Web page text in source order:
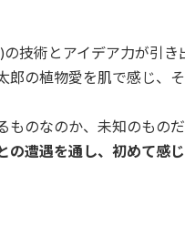
)の技術とアイデア力が引
の植物愛を肌で感じ、
ものなのか、未知のもの
の遭遇を通し、初めて感